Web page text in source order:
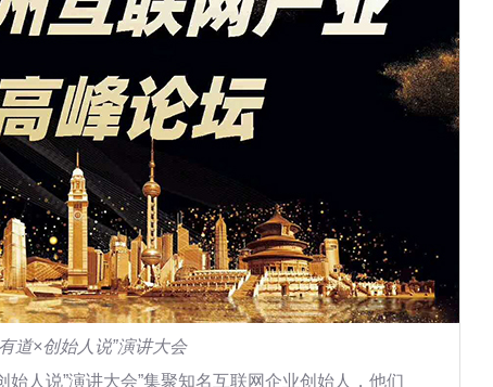
道×创始人说”演讲大会
人说”演讲大会”集聚知名互联网企业创始人，他们